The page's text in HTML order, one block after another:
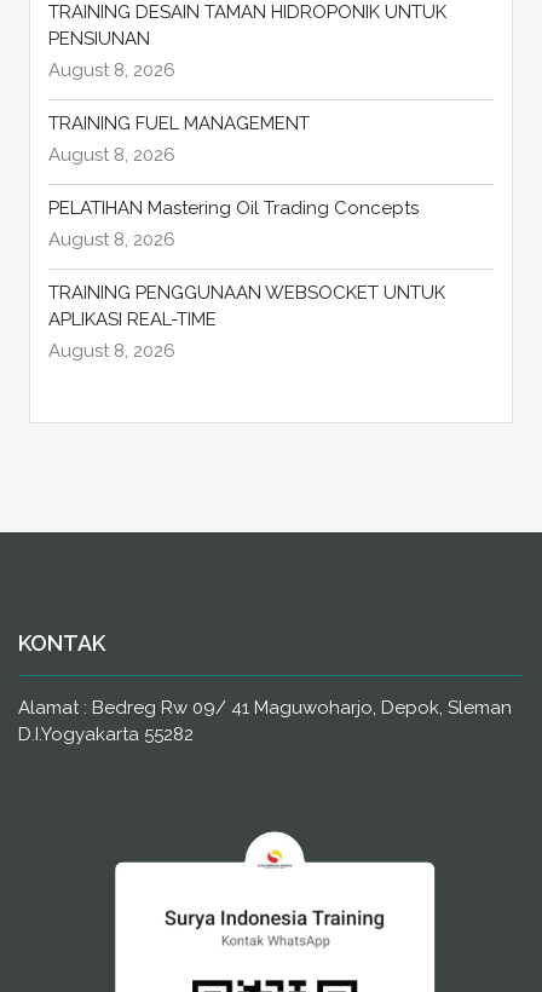
TRAINING DESAIN TAMAN HIDROPONIK UNTUK
PENSIUNAN
August 8, 2026
TRAINING FUEL MANAGEMENT
August 8, 2026
PELATIHAN Mastering Oil Trading Concepts
August 8, 2026
TRAINING PENGGUNAAN WEBSOCKET UNTUK
APLIKASI REAL-TIME
August 8, 2026
KONTAK
Alamat : Bedreg Rw 09/ 41 Maguwoharjo, Depok, Sleman
D.I.Yogyakarta 55282